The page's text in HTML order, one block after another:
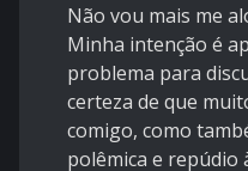
Não vou mais me
Minha intenção é
problema para
certeza de que
comigo, como
polêmica e repúdio